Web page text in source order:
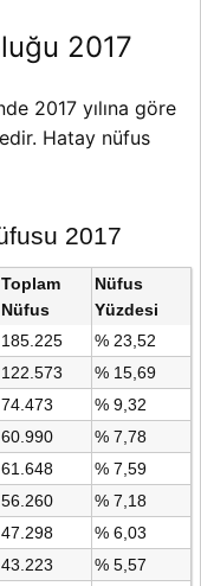
2017
2017 yılına göre
Hatay nüfus
2017
Toplam
Nüfus
Nüfus
Yüzdesi
185.225
% 23,52
122.573
% 15,69
74.473
% 9,32
60.990
% 7,78
61.648
% 7,59
56.260
% 7,18
47.298
% 6,03
43.223
% 5,57